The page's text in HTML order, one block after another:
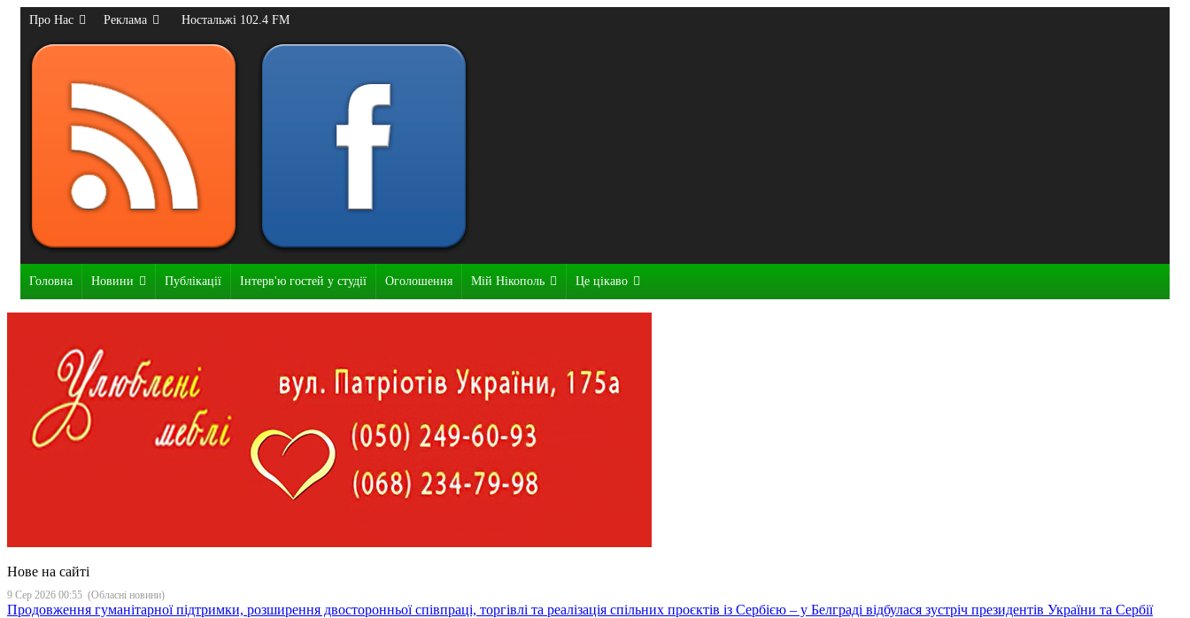
Про Нас Реклама Ностальжі 102.4 FM
Головна Новини Публікації Інтерв'ю гостей у студії Оголошення Мій Нікополь Це цікаво
Нове на сайті
9 Сер 2026 00:55 (Обласні новини)
Продовження гуманітарної підтримки, розширення двосторонньої співпраці, торгівлі та реалізація спільних проєктів із Сербією – у Белграді відбулася зустріч президентів України та Сербії